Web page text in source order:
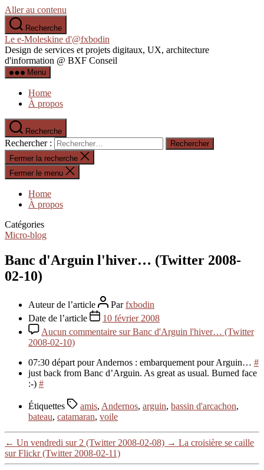
Aller au contenu
Recherche
Le e-Moleskine d'@fxbodin
Design de services et projets digitaux, UX, architecture
d'information @ BXF Conseil
Menu
Home
À propos
Recherche
Rechercher :
Fermer la recherche
Fermer le menu
Home
À propos
Catégories
Micro-blog
Banc d'Arguin l'hiver… (Twitter 2008-
02-10)
Auteur de l’article Parfxbodin
Date de l’article
10 février 2008
Aucun commentaire sur Banc d'Arguin l'hiver… (Twitter
2008-02-10)
07:30 départ pour Andernos : embarquement pour Arguin… #
just back from Banc d’Arguin. As great as usual. Burned face
:-) #
Étiquettes amis, Andernos, arguin, bassin d'arcachon,
bateau, catamaran, voile
← Un vendredi sur 2 (Twitter 2008-02-08) → La croisière se caille
sur Flickr (Twitter 2008-02-11)